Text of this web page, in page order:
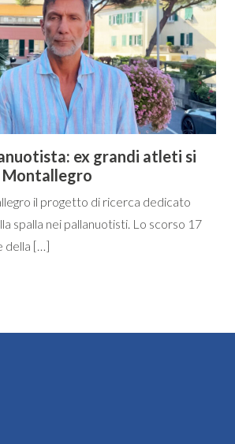
ex grandi atleti si
Montallegro
il progetto di ricerca dedicato
spalla nei pallanuotisti. Lo scorso 17
della […]